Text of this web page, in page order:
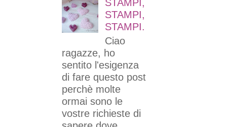
STAMPI,
STAMPI,
STAMPI.
Ciao
ragazze, ho
sentito l'esigenza
di fare questo post
perchè molte
ormai sono le
vostre richieste di